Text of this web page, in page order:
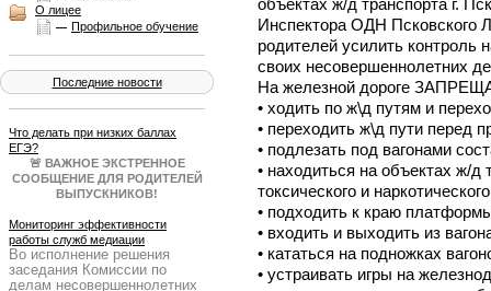
О лицее
Профильное обучение
Последние новости
Что делать при низких баллах
ЕГЭ?
🚨 ВАЖНОЕ ЭКСТРЕННОЕ
СООБЩЕНИЕ ДЛЯ РОДИТЕЛЕЙ
ВЫПУСКНИКОВ!
не всегда совпадают с
ожиданиями. Паника — плохой
советчик. Нужен четкий план Б!
Образовательный портал
Учеба.ру 25 июня в 19:00 МСК
Мониторинг эффективности
работы служб медиации
Во исполнение решения
заседания Комиссии по
делам несовершеннолетних
объектах ж/д транспорта г.
Инспектора ОДН Псковского
родителей усилить контроль
своих несовершеннолетних
На железной дороге
• ходить по ж\д путям и
• переходить ж\д пути перед
• подлезать под вагонами
• находиться на объектах ж/д
токсического и
• подходить к краю
• входить и выходить из
• кататься на подножках
• устраивать игры на